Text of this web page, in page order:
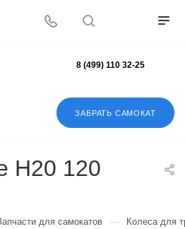
ЗАБРАТЬ САМОКАТ
8 (499) 110 32-25
H20 120
для самокатов — Колеса для